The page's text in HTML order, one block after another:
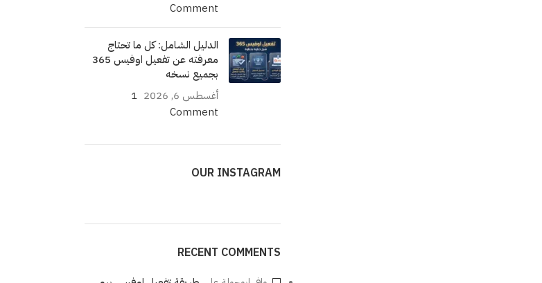
Comment
الدليل الشامل: كل ما تحتاج
معرفته عن تفعيل اوفيس 365
بجميع نسخه
أغسطس 6, 2026
1
Comment
OUR INSTAGRAM
RECENT COMMENTS